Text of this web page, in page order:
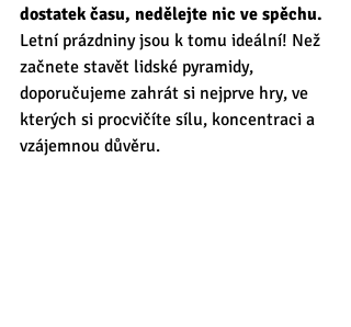
dostatek času, nedělejte nic ve spěchu.
Letní prázdniny jsou k tomu ideální! Než
začnete stavět lidské pyramidy,
doporučujeme zahrát si nejprve hry, ve
kterých si procvičíte sílu, koncentraci a
vzájemnou důvěru.